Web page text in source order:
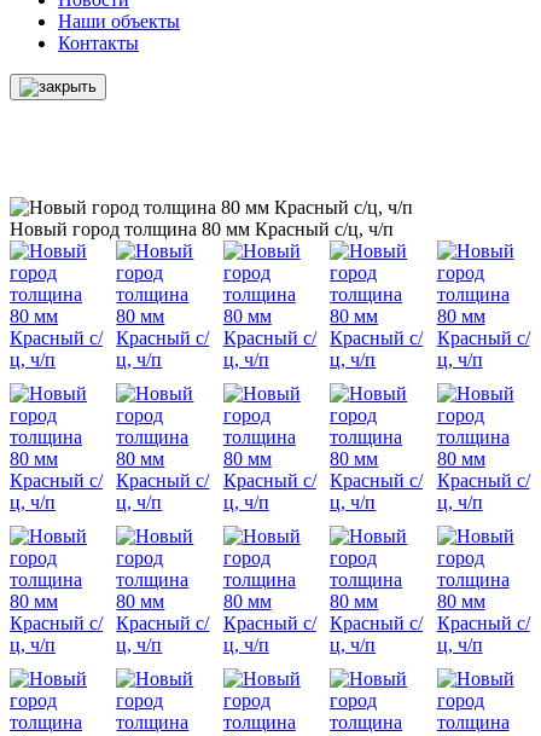
Наши объекты
Контакты
Новый город толщина 80 мм Красный с/ц, ч/п